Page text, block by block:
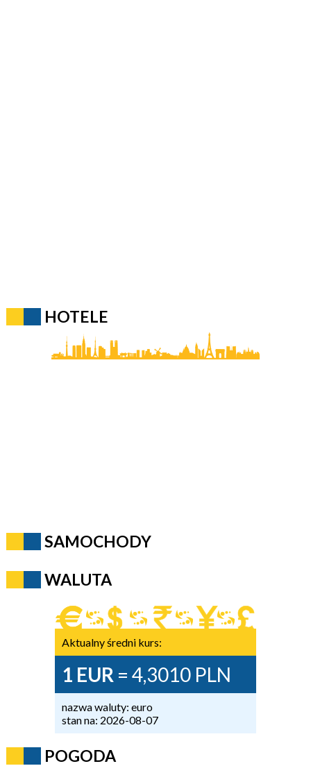
HOTELE
SAMOCHODY
WALUTA
Aktualny średni kurs:
1 EUR = 4,3010 PLN
nazwa waluty: euro
stan na: 2026-08-07
POGODA